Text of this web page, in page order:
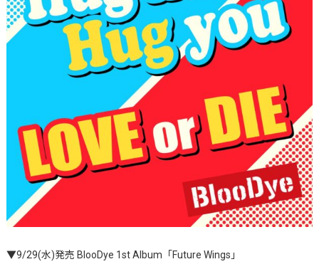
▼9/29(水)発売 BlooDye 1st Album「Future Wings」